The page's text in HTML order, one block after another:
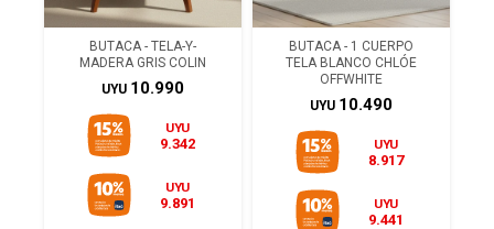
BUTACA - TELA-Y-
MADERA GRIS COLIN
UYU 10.990
UYU
9.342
UYU
9.891
BUTACA - 1 CUERPO
TELA BLANCO CHLÓE
OFFWHITE
UYU 10.490
UYU
8.917
UYU
9.441